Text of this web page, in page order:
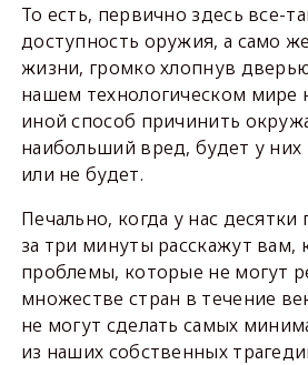
То есть, первично здесь все-
доступность оружия, а само
жизни, громко хлопнув
нашем технологическом мире
иной способ причинить
наибольший вред, будет у
или не будет.
Печально, когда у нас
за три минуты расскажут вам,
проблемы, которые не могут
множестве стран в течение
не могут сделать самых
из наших собственных